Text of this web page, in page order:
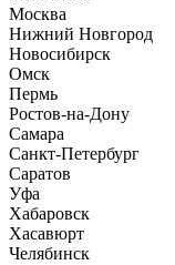
Москва
Нижний Новгород
Новосибирск
Омск
Пермь
Ростов-на-Дону
Самара
Санкт-Петербург
Саратов
Уфа
Хабаровск
Хасавюрт
Челябинск